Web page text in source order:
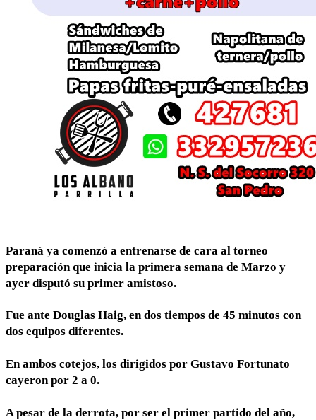
Paraná ya comenzó a entrenarse de cara al torneo
preparación que inicia la primera semana de Marzo y
ayer disputó su primer amistoso.
Fue ante Douglas Haig, en dos tiempos de 45 minutos con
dos equipos diferentes.
En ambos cotejos, los dirigidos por Gustavo Fortunato
cayeron por 2 a 0.
A pesar de la derrota, por ser el primer partido del año,